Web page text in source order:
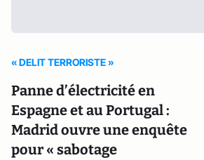
« DELIT TERRORISTE »
Panne d’électricité en
Espagne et au Portugal :
Madrid ouvre une enquête
pour « sabotage